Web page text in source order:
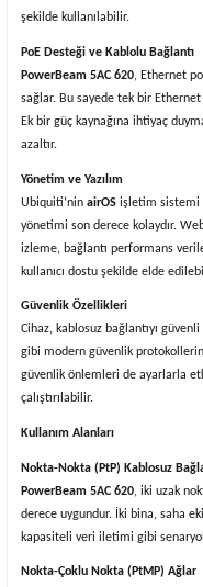
şekilde kullanılabilir.
PoE Desteği ve Kablolu Bağlantı
PowerBeam 5AC 620, Ethernet
sağlar. Bu sayede tek bir
Ek bir güç kaynağına ihtiyaç
azaltır.
Yönetim ve Yazılım
Ubiquiti’nin airOS işletim sistemi
yönetimi son derece kolaydır.
izleme, bağlantı performans
kullanıcı dostu şekilde elde
Güvenlik Özellikleri
Cihaz, kablosuz bağlantıyı
gibi modern güvenlik
güvenlik önlemleri de ayarlarla
çalıştırılabilir.
Kullanım Alanları
Nokta-Nokta (PtP) Kablosuz
PowerBeam 5AC 620, iki uzak
derece uygundur. İki bina, saha
kapasiteli veri iletimi gibi
Nokta-Çoklu Nokta (PtMP) Ağlar